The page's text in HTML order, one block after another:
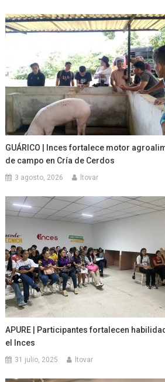
GUÁRICO | Inces fortalece motor
de campo en Cría de Cerdos
3 agosto, 2026 ltovar
APURE | Participantes fortalecen
el Inces
31 julio, 2025 ltovar